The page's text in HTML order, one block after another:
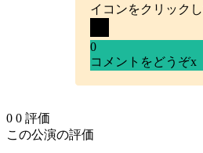
イコンをクリック
0
コメントをどうぞx
0 0 評価
この公演の評価